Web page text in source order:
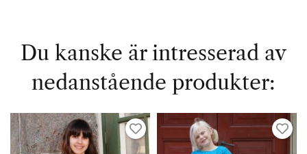
Du kanske är intresserad av
nedanstående produkter: